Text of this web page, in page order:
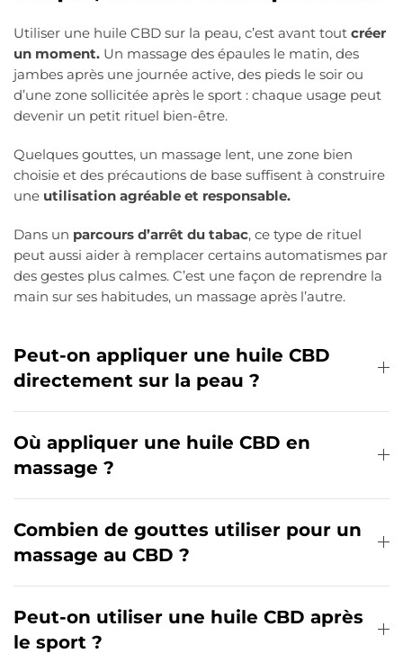
Utiliser une huile CBD sur la peau, c’est avant tout créer
un moment. Un massage des épaules le matin, des
jambes après une journée active, des pieds le soir ou
d’une zone sollicitée après le sport : chaque usage peut
devenir un petit rituel bien-être.
Quelques gouttes, un massage lent, une zone bien
choisie et des précautions de base suffisent à construire
une utilisation agréable et responsable.
Dans un parcours d’arrêt du tabac, ce type de rituel
peut aussi aider à remplacer certains automatismes par
des gestes plus calmes. C’est une façon de reprendre la
main sur ses habitudes, un massage après l’autre.
Peut-on appliquer une huile CBD
directement sur la peau ?
Où appliquer une huile CBD en
massage ?
Combien de gouttes utiliser pour un
massage au CBD ?
Peut-on utiliser une huile CBD après
le sport ?